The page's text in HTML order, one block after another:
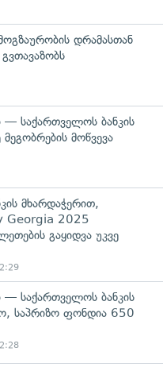
დრამასთან
— საქართველოს ბანკის
მეგობრების მოწვევა
მხარდაჭერით,
Georgia 2025
გაყიდვა უკვე
— საქართველოს ბანკის
საპრიზო ფონდია 650